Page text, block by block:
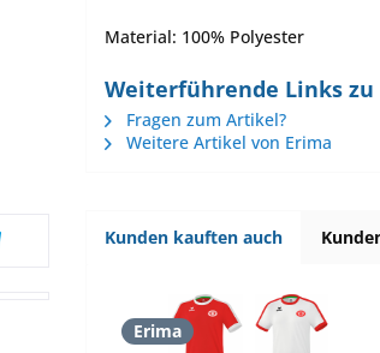
Material: 100% Polyester
Weiterführende Links zu
Fragen zum Artikel?
Weitere Artikel von Erima
Kunden kauften auch
Erima